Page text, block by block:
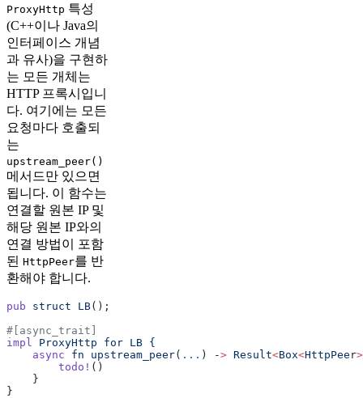
ProxyHttp 특성
(C++이나 Java의
인터페이스 개념
과 유사)을 구현하
는 모든 개체는
HTTP 프록시입니
다. 여기에는 모든
요청마다 호출되
는
upstream_peer()
메서드만 있으면
됩니다. 이 함수는
연결할 원본 IP 및
해당 원본 IP와의
연결 방법이 포함
된 HttpPeer를 반
환해야 합니다.
pub struct LB();
#[async_trait]
impl
ProxyHttp for LB {
    async
fn upstream_peer( ... ) -> Result<Box<HttpPee r
        todo!
()
    }
}